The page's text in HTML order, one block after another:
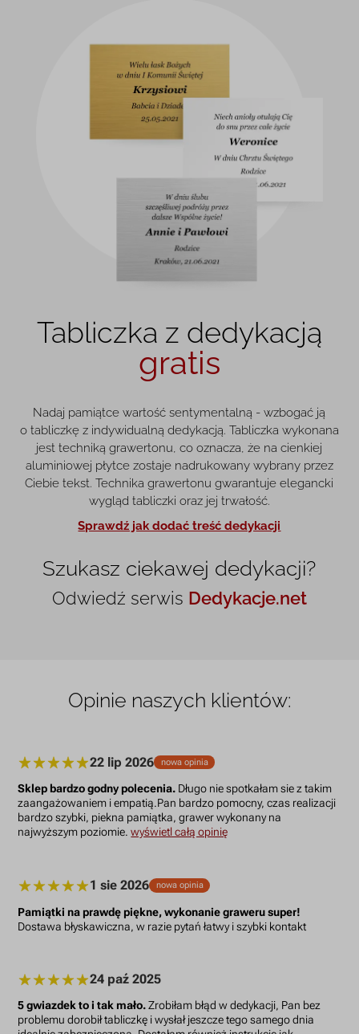
Tabliczka z dedykacją
gratis
Nadaj pamiątce wartość sentymentalną - wzbogać ją
o tabliczkę z indywidualną dedykacją. Tabliczka wykonana
jest techniką grawertonu, co oznacza, że na cienkiej
aluminiowej płytce zostaje nadrukowany wybrany przez
Ciebie tekst. Technika grawertonu gwarantuje elegancki
wygląd tabliczki oraz jej trwałość.
Sprawdź jak dodać treść dedykacji
Szukasz ciekawej dedykacji?
Odwiedź serwis Dedykacje.net
Opinie naszych klientów:
22 lip 2026 nowa opinia
Sklep bardzo godny polecenia. Długo nie spotkałam sie z takim
zaangażowaniem i empatią.Pan bardzo pomocny, czas realizacji
bardzo szybki, piekna pamiątka, grawer wykonany na
najwyższym poziomie.wyświetl całą opinię
1 sie 2026 nowa opinia
Pamiątki na prawdę piękne, wykonanie graweru super!
Dostawa błyskawiczna, w razie pytań łatwy i szybki kontakt
24 paź 2025
5 gwiazdek to i tak mało.Zrobiłam błąd w dedykacji, Pan bez
problemu dorobił tabliczkę i wysłał jeszcze tego samego dnia